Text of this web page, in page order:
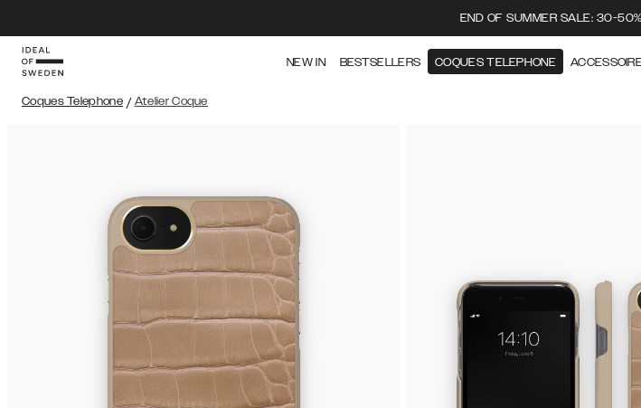
END OF SUMMER SALE: 30-
NEW IN BESTSELLERS COQUES TELEPHONE
Coques Telephone / Atelier Coque